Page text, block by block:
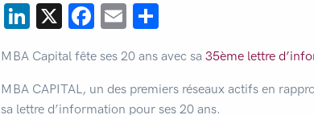
LinkedIn
X Facebook
EmailPartager
MBA Capital fête ses 20 ans avec sa 35ème lettre
MBA CAPITAL, un des premiers réseaux actifs en
sa lettre d’information pour ses 20 ans.